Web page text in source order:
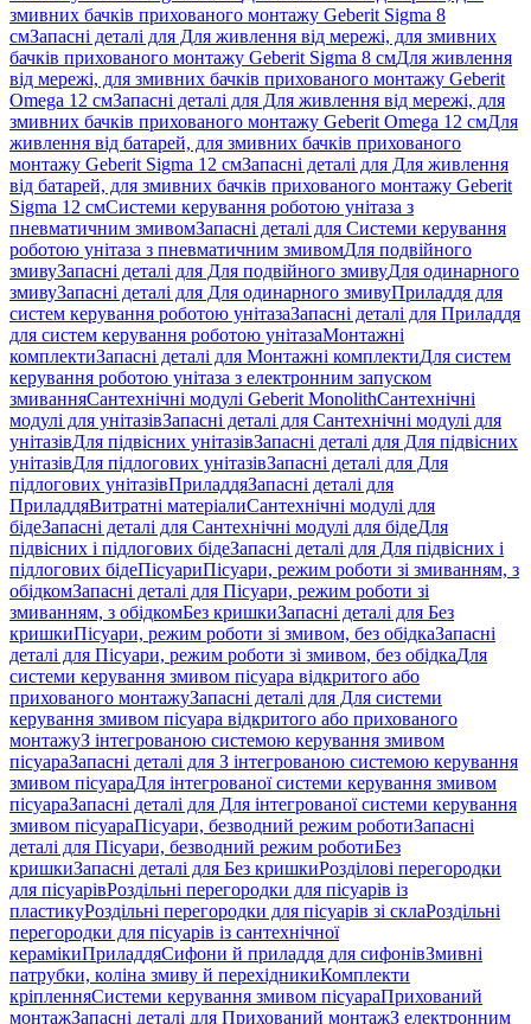
змивних бачків прихованого монтажу Geberit Sigma 8
смЗапасні деталі для Для живлення від мережі, для змивних
бачків прихованого монтажу Geberit Sigma 8 смДля живлення
від мережі, для змивних бачків прихованого монтажу Geberit
Omega 12 смЗапасні деталі для Для живлення від мережі, для
змивних бачків прихованого монтажу Geberit Omega 12 смДля
живлення від батарей, для змивних бачків прихованого
монтажу Geberit Sigma 12 смЗапасні деталі для Для живлення
від батарей, для змивних бачків прихованого монтажу Geberit
Sigma 12 смСистеми керування роботою унітаза з
пневматичним змивомЗапасні деталі для Системи керування
роботою унітаза з пневматичним змивомДля подвійного
змивуЗапасні деталі для Для подвійного змивуДля одинарного
змивуЗапасні деталі для Для одинарного змивуПриладдя для
систем керування роботою унітазаЗапасні деталі для Приладдя
для систем керування роботою унітазаМонтажні
комплектиЗапасні деталі для Монтажні комплектиДля систем
керування роботою унітаза з електронним запуском
змиванняСантехнічні модулі Geberit MonolithСантехнічні
модулі для унітазівЗапасні деталі для Сантехнічні модулі для
унітазівДля підвісних унітазівЗапасні деталі для Для підвісних
унітазівДля підлогових унітазівЗапасні деталі для Для
підлогових унітазівПриладдяЗапасні деталі для
ПриладдяВитратні матеріалиСантехнічні модулі для
бідеЗапасні деталі для Сантехнічні модулі для бідеДля
підвісних і підлогових бідеЗапасні деталі для Для підвісних і
підлогових бідеПісуариПісуари, режим роботи зі змиванням, з
обідкомЗапасні деталі для Пісуари, режим роботи зі
змиванням, з обідкомБез кришкиЗапасні деталі для Без
кришкиПісуари, режим роботи зі змивом, без обідкаЗапасні
деталі для Пісуари, режим роботи зі змивом, без обідкаДля
системи керування змивом пісуара відкритого або
прихованого монтажуЗапасні деталі для Для системи
керування змивом пісуара відкритого або прихованого
монтажуЗ інтегрованою системою керування змивом
пісуараЗапасні деталі для З інтегрованою системою керування
змивом пісуараДля інтегрованої системи керування змивом
пісуараЗапасні деталі для Для інтегрованої системи керування
змивом пісуараПісуари, безводний режим роботиЗапасні
деталі для Пісуари, безводний режим роботиБез
кришкиЗапасні деталі для Без кришкиРозділові перегородки
для пісуарівРоздільні перегородки для пісуарів із
пластикуРоздільні перегородки для пісуарів зі склаРоздільні
перегородки для пісуарів із сантехнічної
керамікиПриладдяСифони й приладдя для сифонівЗмивні
патрубки, коліна змиву й перехідникиКомплекти
кріпленняСистеми керування змивом пісуараПрихований
монтажЗапасні деталі для Прихований монтажЗ електронним